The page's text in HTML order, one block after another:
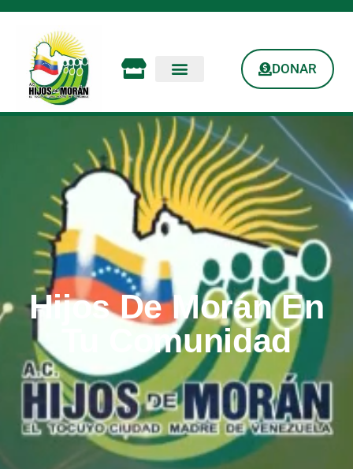
DONAR
Hijos De Morán En
Tu Comunidad